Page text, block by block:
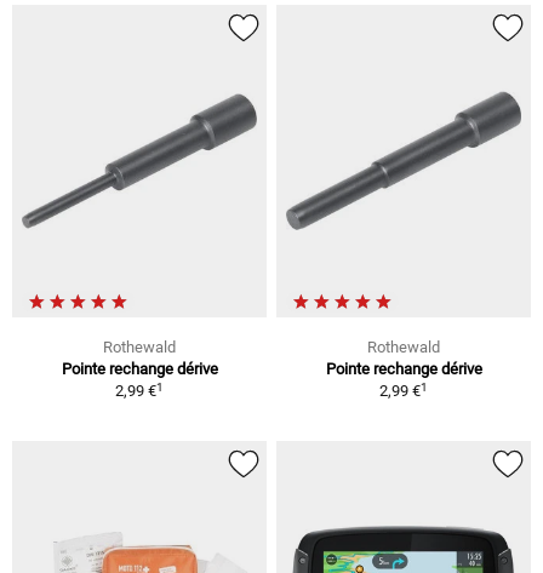
Rothewald
Pointe rechange dérive
2,99 €1
Rothewald
Pointe rechange dérive
2,99 €1